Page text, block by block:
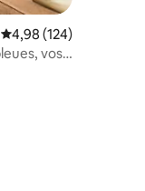
Évaluation moyenne
4,98 (124)
vos